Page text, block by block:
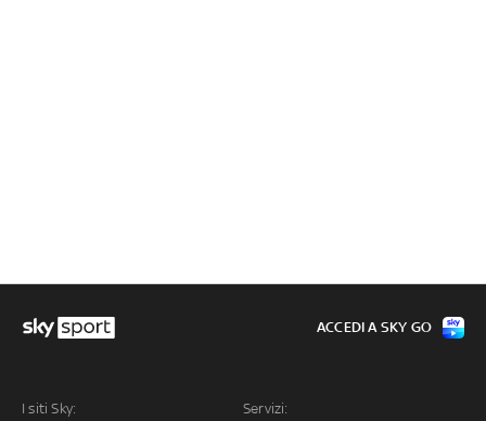
I siti Sky: Servizi:
ACCEDI A SKY GO